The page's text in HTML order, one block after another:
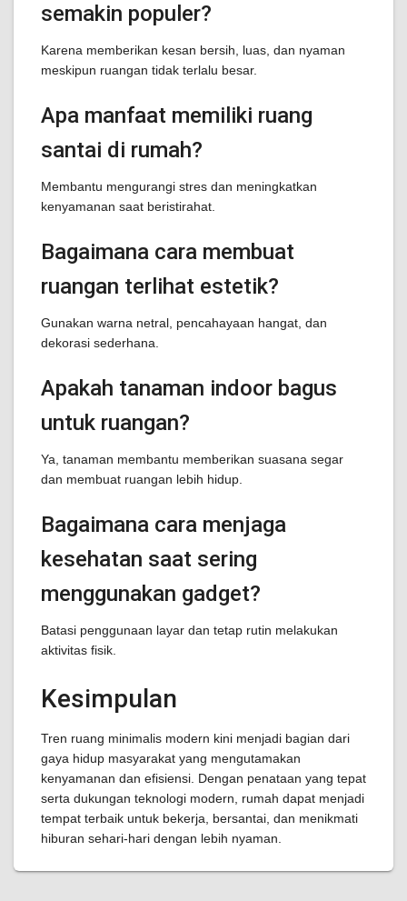
semakin populer?
Karena memberikan kesan bersih, luas, dan nyaman
meskipun ruangan tidak terlalu besar.
Apa manfaat memiliki ruang
santai di rumah?
Membantu mengurangi stres dan meningkatkan
kenyamanan saat beristirahat.
Bagaimana cara membuat
ruangan terlihat estetik?
Gunakan warna netral, pencahayaan hangat, dan
dekorasi sederhana.
Apakah tanaman indoor bagus
untuk ruangan?
Ya, tanaman membantu memberikan suasana segar
dan membuat ruangan lebih hidup.
Bagaimana cara menjaga
kesehatan saat sering
menggunakan gadget?
Batasi penggunaan layar dan tetap rutin melakukan
aktivitas fisik.
Kesimpulan
Tren ruang minimalis modern kini menjadi bagian dari
gaya hidup masyarakat yang mengutamakan
kenyamanan dan efisiensi. Dengan penataan yang tepat
serta dukungan teknologi modern, rumah dapat menjadi
tempat terbaik untuk bekerja, bersantai, dan menikmati
hiburan sehari-hari dengan lebih nyaman.